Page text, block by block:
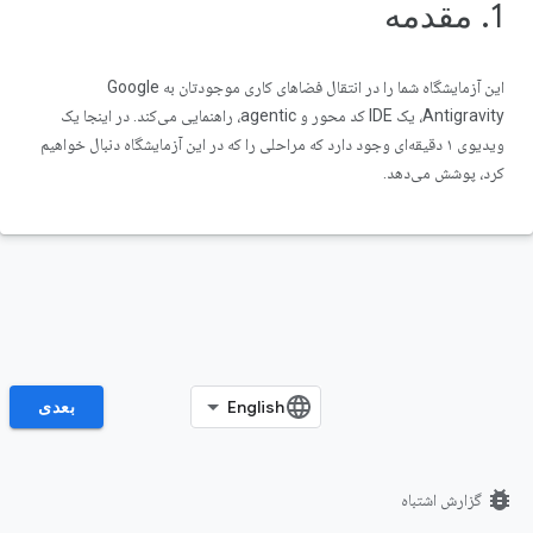
1. مقدمه
این آزمایشگاه شما را در انتقال فضاهای کاری موجودتان به Google
Antigravity، یک IDE کد محور و agentic، راهنمایی می‌کند. در اینجا یک
ویدیوی ۱ دقیقه‌ای وجود دارد که مراحلی را که در این آزمایشگاه دنبال خواهیم
کرد، پوشش می‌دهد.
بعدی
bug_report گزارش اشتباه